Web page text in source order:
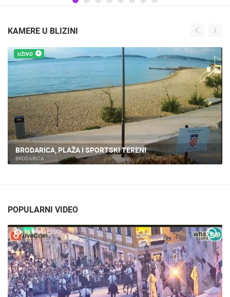
KAMERE U BLIZINI
UŽIVO
BRODARICA GRADILIŠTE APARTMANA UŽIVO
BRODARICA
POPULARNI VIDEO
56 PREGLED(A)